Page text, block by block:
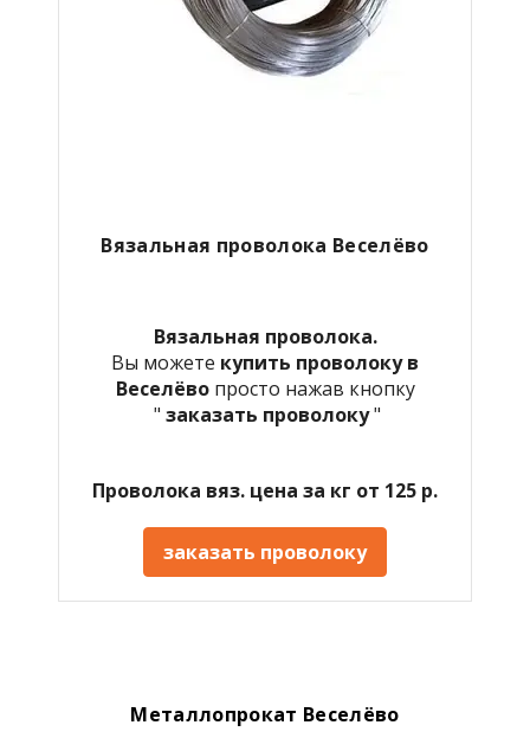
Вязальная проволока Веселёво
Вязальная проволока.
Вы можете купить проволоку в
Веселёво просто нажав кнопку
" заказать проволоку"
Проволока вяз. цена за кг от 125 р.
заказать проволоку
Металлопрокат Веселёво